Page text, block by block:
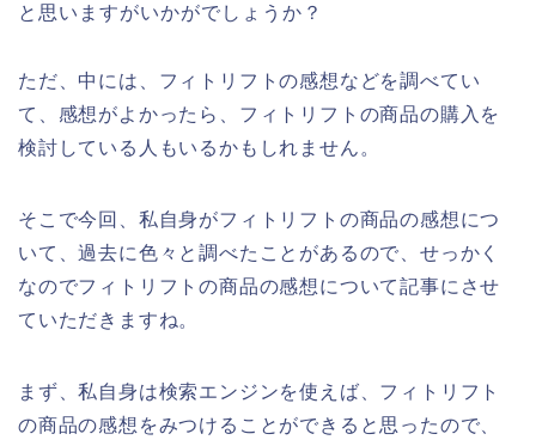
と思いますがいかがでしょうか？
ただ、中には、フィトリフトの感想などを調べてい
て、感想がよかったら、フィトリフトの商品の購入を
検討している人もいるかもしれません。
そこで今回、私自身がフィトリフトの商品の感想につ
いて、過去に色々と調べたことがあるので、せっかく
なのでフィトリフトの商品の感想について記事にさせ
ていただきますね。
まず、私自身は検索エンジンを使えば、フィトリフト
の商品の感想をみつけることができると思ったので、